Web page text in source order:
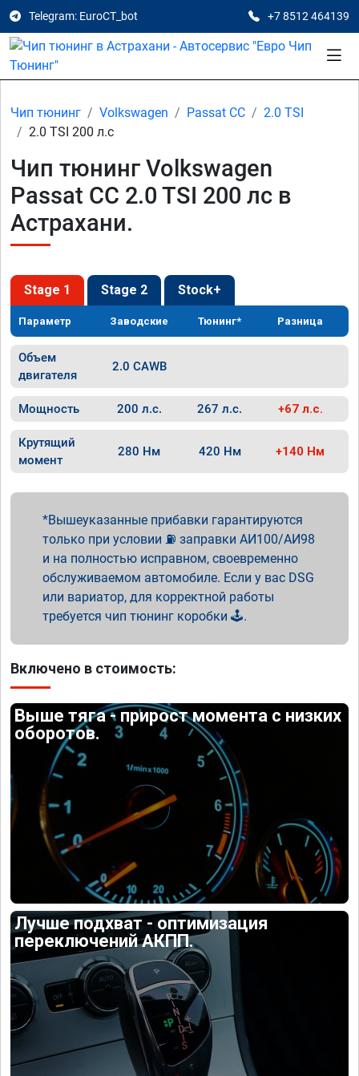
Telegram: EuroCT_bot +7 8512 464139
Чип тюнинг Volkswagen Passat CC
2.0 TSI
2.0 TSI 200 л.с
Чип тюнинг Volkswagen
Passat CC 2.0 TSI 200 лс в
Астрахани.
Stage 1 Stage 2 Stock+
Параметр Заводские Тюнинг* Разница
Объем
двигателя
2.0 CAWB
Мощность 200 л.с. 267 л.с. +67 л.с.
Крутящий
момент
280 Нм 420 Нм +140 Нм
Вышеуказанные прибавки гарантируются
только при условии ⛽ заправки АИ100/АИ98
и на полностью исправном, своевременно
обслуживаемом автомобиле. Если у вас DSG
или вариатор, для корректной работы
требуется чип тюнинг коробки 🕹️.
Включено в стоимость:
Выше тяга - прирост момента с низких
оборотов.
Лучше подхват - оптимизация
переключений АКПП.